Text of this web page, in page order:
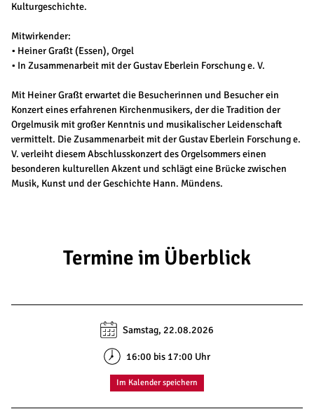
Kulturgeschichte.
Mitwirkender:
• Heiner Graßt (Essen), Orgel
• In Zusammenarbeit mit der Gustav Eberlein Forschung e. V.
Mit Heiner Graßt erwartet die Besucherinnen und Besucher ein
Konzert eines erfahrenen Kirchenmusikers, der die Tradition der
Orgelmusik mit großer Kenntnis und musikalischer Leidenschaft
vermittelt. Die Zusammenarbeit mit der Gustav Eberlein Forschung e.
V. verleiht diesem Abschlusskonzert des Orgelsommers einen
besonderen kulturellen Akzent und schlägt eine Brücke zwischen
Musik, Kunst und der Geschichte Hann. Mündens.
Termine im Überblick
Samstag, 22.08.2026
16:00 bis 17:00 Uhr
Im Kalender speichern